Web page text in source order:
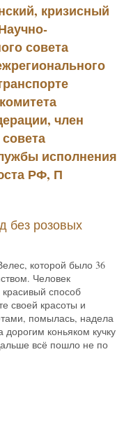
кризисный
совета
член
исполнения
РФ, П
без розовых
которой было 36
Человек
способ
своей красоты и
помылась, надела
коньяком кучку
всё пошло не по